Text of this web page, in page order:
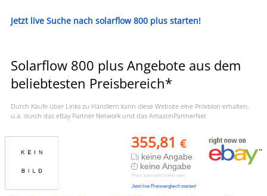
Jetzt live Suche nach solarflow 800 plus starten!
Solarflow 800 plus Angebote aus dem
beliebtesten Preisbereich*
Durch Käufe über Links zu Händlern kann diese Website eine Provision erhalten,
u.a. durch das eBay Partner Network und das AmazonPartnerNet
355,81 €
keine Angabe
keine Angabe
Preis kann jetzt höher sein
Jetzt live Preisvergleich starten!